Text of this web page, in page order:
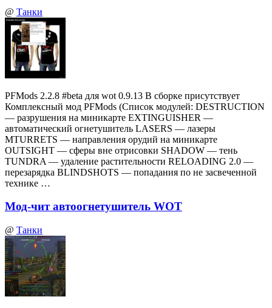
@ Танки
PFMods 2.2.8 #beta для wot 0.9.13 В сборке присутствует
Комплексный мод PFMods (Список модулей: DESTRUCTION
— разрушения на миникарте EXTINGUISHER —
автоматический огнетушитель LASERS — лазеры
MTURRETS — направления орудий на миникарте
OUTSIGHT — сферы вне отрисовки SHADOW — тень
TUNDRA — удаление растительности RELOADING 2.0 —
перезарядка BLINDSHOTS — попадания по не засвеченной
технике …
Мод-чит автоогнетушитель WOT
@ Танки